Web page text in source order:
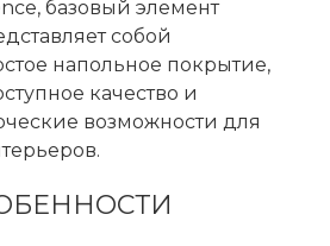
базовый элемент
собой
напольное покрытие,
качество и
возможности для